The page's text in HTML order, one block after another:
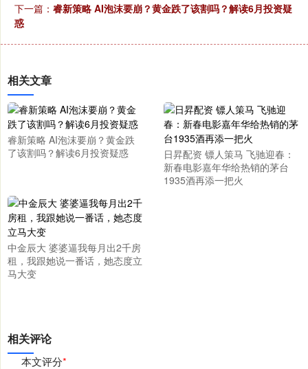
下一篇： 睿新策略 AI泡沫要崩？黄金跌了该割吗？解读6月投资疑
惑
相关文章
睿新策略 AI泡沫要崩？黄金跌
了该割吗？解读6月投资疑惑
日昇配资 镖人策马 飞驰迎春：
新春电影嘉年华给热销的茅台
1935酒再添一把火
中金辰大 婆婆逼我每月出2千房
租，我跟她说一番话，她态度立
马大变
相关评论
本文评分*